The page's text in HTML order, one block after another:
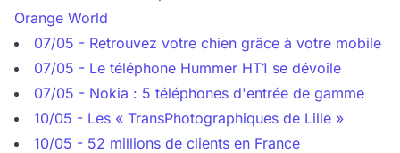
Orange World
07/05 - Retrouvez votre chien grâce à votre mobile
07/05 - Le téléphone Hummer HT1 se dévoile
07/05 - Nokia : 5 téléphones d'entrée de gamme
10/05 - Les « TransPhotographiques de Lille »
10/05 - 52 millions de clients en France